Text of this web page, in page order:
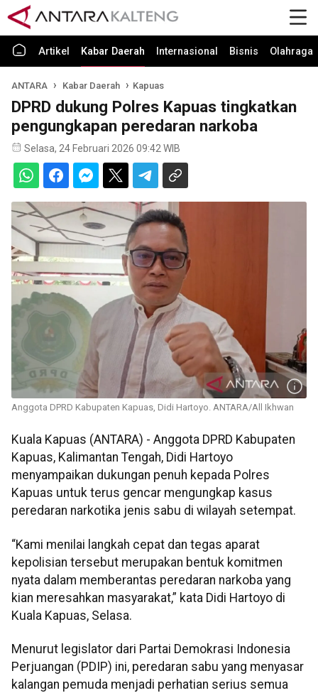
Artikel Kabar Daerah Internasional Bisnis Olahraga
ANTARA Kabar Daerah Kapuas
DPRD dukung Polres Kapuas tingkatkan
pengungkapan peredaran narkoba
Selasa, 24 Februari 2026 09:42 WIB
Anggota DPRD Kabupaten Kapuas, Didi Hartoyo. ANTARA/All Ikhwan
Kuala Kapuas (ANTARA) - Anggota DPRD Kabupaten
Kapuas, Kalimantan Tengah, Didi Hartoyo
menyampaikan dukungan penuh kepada Polres
Kapuas untuk terus gencar mengungkap kasus
peredaran narkotika jenis sabu di wilayah setempat.
“Kami menilai langkah cepat dan tegas aparat
kepolisian tersebut merupakan bentuk komitmen
nyata dalam memberantas peredaran narkoba yang
kian meresahkan masyarakat,” kata Didi Hartoyo di
Kuala Kapuas, Selasa.
Menurut legislator dari Partai Demokrasi Indonesia
Perjuangan (PDIP) ini, peredaran sabu yang menyasar
kalangan pemuda menjadi perhatian serius semua